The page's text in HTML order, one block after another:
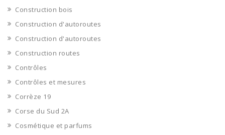
Construction bois
Construction d'autoroutes
Construction d'autoroutes
Construction routes
Contrôles
Contrôles et mesures
Corrèze 19
Corse du Sud 2A
Cosmétique et parfums